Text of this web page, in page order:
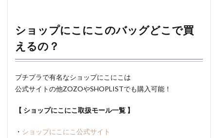
ショップにこにこのバッグどこで買
えるの？
プチプラで有名なショップにこにこは
公式サイトの他ZOZOやSHOPLISTでも購入可能！
【 ショップにこにこ取扱モール一覧 】
・ ショップにこにこ公式サイト